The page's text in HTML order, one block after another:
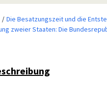
Die Besatzungszeit und die
zweier Staaten: Die